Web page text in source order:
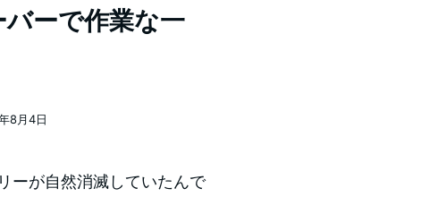
ーで作業な一
8月4日
ーが自然消滅していたんで